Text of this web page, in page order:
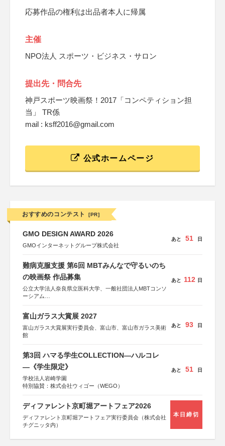
応募作品の権利は出品者本人に帰属
主催
NPO法人 スポーツ・ビジネス・サロン
提出先・問合先
神戸スポーツ映画祭！2017「コンペティション担
当」 TR係
mail : ksff2016@gmail.com
公式ホームページ
おすすめのコンテスト [PR]
GMO DESIGN AWARD 2026
GMOインターネットグループ株式会社
あと 51 日
難病克服支援 第6回 MBTみんなで守るいのち
の映画祭 作品募集
公立大学法人奈良県立医科大学、一般社団法人MBTコンソ
ーシアム
協力：読売新聞社
後援：厚生労働省
文部科学省
奈良県
「“よい仕事おこし”フェア」実行委員会
関西文化学術研究都市推進機構
東京難病団体連絡協議会
あと 112 日
富山ガラス大賞展 2027
富山ガラス大賞展実行委員会、富山市、富山市ガラス美術
館
あと 93 日
第3回 ハマる学生COLLECTION―ハルコレ
―《学生限定》
学校法人岩崎学園
特別協賛：株式会社ウィゴー（WEGO）
あと 51 日
ディファレント京町堀アートフェア2026
ディファレント京町堀アートフェア実行委員会（株式会社
チグニッタ内）
本日締切